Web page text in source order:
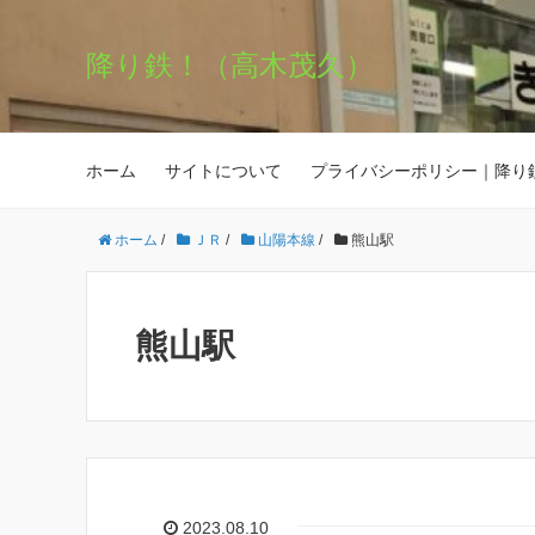
降り鉄！（高木茂久）
ホーム サイトについて プライバシーポリシー｜降り
ホーム / ＪＲ / 山陽本線 / 熊山駅
熊山駅
2023.08.10